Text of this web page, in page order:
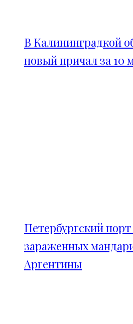
В Калининградкой
новый причал за 10
Петербургский
зараженных
Аргентины